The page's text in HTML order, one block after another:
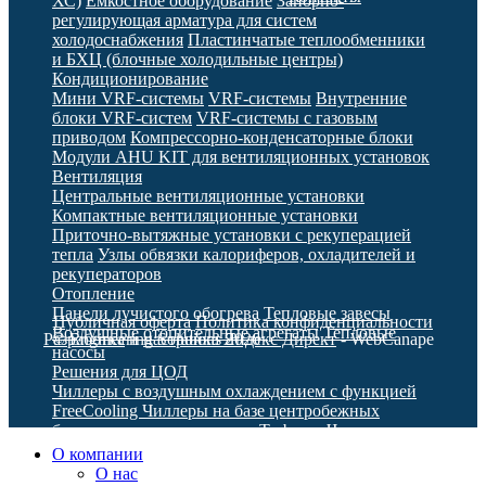
© Engineering Solutions 2026
Публичная оферта Политика конфиденциальности
Разработкаинастройка Яндекс Директ- WebCanape
регулирующая арматура для систем
холодоснабжения Пластинчатые теплообменники
и БХЦ (блочные холодильные центры)
Кондиционирование
Мини VRF-системы VRF-системы Внутренние
блоки VRF-систем VRF-системы с газовым
приводом Компрессорно-конденсаторные блоки
Модули AHU KIT для вентиляционных установок
Вентиляция
Центральные вентиляционные установки
Компактные вентиляционные установки
Приточно-вытяжные установки с рекуперацией
тепла Узлы обвязки калориферов, охладителей и
рекуператоров
Отопление
Панели лучистого обогрева Тепловые завесы
Воздушные отопительные агрегаты Тепловые
насосы
Решения для ЦОД
Чиллеры с воздушным охлаждением с функцией
FreeCooling Чиллеры на базе центробежных
безмасляных компрессоров Turbocor Чиллеры с
гибридным охлаждением
испарительного охлаждения
О компании
О нас